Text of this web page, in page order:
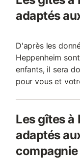
adaptés
D'après les
Heppenheim
enfants, il sera
pour vous et
Les gîtes
adaptés
compagnie